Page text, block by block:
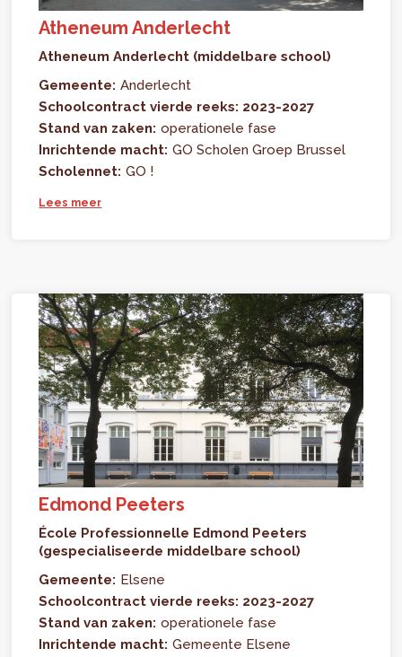
Atheneum Anderlecht
Atheneum Anderlecht (middelbare school)
Gemeente: Anderlecht
Schoolcontract vierde reeks: 2023-2027
Stand van zaken: operationele fase
Inrichtende macht: GO Scholen Groep Brussel
Scholennet: GO !
Lees meer
Edmond Peeters
École Professionnelle Edmond Peeters
(gespecialiseerde middelbare school)
Gemeente: Elsene
Schoolcontract vierde reeks: 2023-2027
Stand van zaken: operationele fase
Inrichtende macht: Gemeente Elsene